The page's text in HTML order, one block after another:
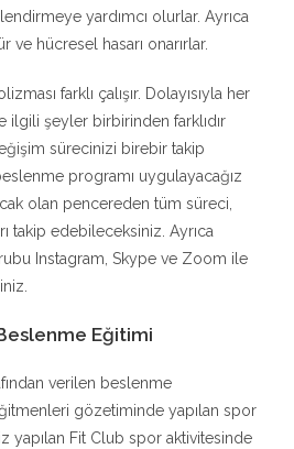
yardımcı olurlar. Ayrıca
ve hücresel hasarı onarırlar.
farklı çalışır. Dolayısıyla her
ilgili şeyler birbirinden farklıdır
sürecinizi birebir takip
programı uygulayacağız
olan pencereden tüm süreci,
takip edebileceksiniz. Ayrıca
Instagram, Skype ve Zoom ile
Eğitimi
verilen beslenme
gözetiminde yapılan spor
yapılan Fit Club spor aktivitesinde